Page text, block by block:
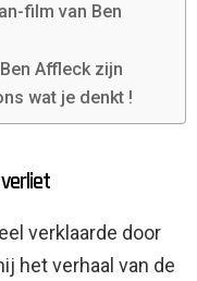
film van Ben
Affleck zijn
wat je denkt !
verklaarde door
het verhaal van de